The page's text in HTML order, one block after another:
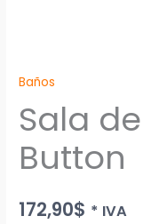
Baños
Sala de
Button
172,90$ * IVA